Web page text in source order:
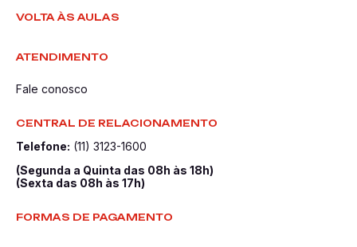
VOLTA ÀS AULAS
ATENDIMENTO
Fale conosco
CENTRAL DE RELACIONAMENTO
Telefone: (11) 3123-1600
(Segunda a Quinta das 08h às 18h)
(Sexta das 08h às 17h)
FORMAS DE PAGAMENTO